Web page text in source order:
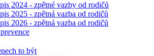
2024 - zpětné vazby od rodičů
2025 - zpětná vazba od rodičů
2026 - zpětná vazba od rodičů
to být